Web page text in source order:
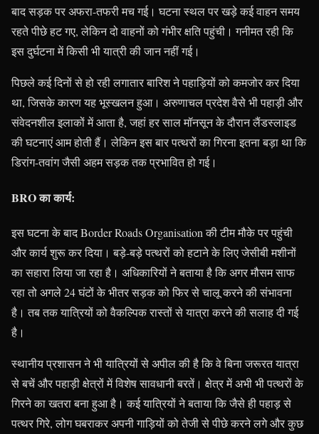
बाद सड़क पर अफरा-तफरी मच गई। घटना स्थल पर खड़े कई वाहन समय
रहते पीछे हट गए, लेकिन दो वाहनों को गंभीर क्षति पहुंची। गनीमत रही कि
इस दुर्घटना में किसी भी यात्री की जान नहीं गई।
पिछले कई दिनों से हो रही लगातार बारिश ने पहाड़ियों को कमजोर कर दिया
था, जिसके कारण यह भूस्खलन हुआ। अरुणाचल प्रदेश वैसे भी पहाड़ी और
संवेदनशील इलाकों में आता है, जहां हर साल मॉनसून के दौरान लैंडस्लाइड
की घटनाएं आम होती हैं। लेकिन इस बार पत्थरों का गिरना इतना बड़ा था कि
डिरांग-तवांग जैसी अहम सड़क तक प्रभावित हो गई।
BRO का कार्य:
इस घटना के बाद Border Roads Organisation की टीम मौके पर पहुंची
और कार्य शुरू कर दिया। बड़े-बड़े पत्थरों को हटाने के लिए जेसीबी मशीनों
का सहारा लिया जा रहा है। अधिकारियों ने बताया है कि अगर मौसम साफ
रहा तो अगले 24 घंटों के भीतर सड़क को फिर से चालू करने की संभावना
है। तब तक यात्रियों को वैकल्पिक रास्तों से यात्रा करने की सलाह दी गई
है।
स्थानीय प्रशासन ने भी यात्रियों से अपील की है कि वे बिना जरूरत यात्रा
से बचें और पहाड़ी क्षेत्रों में विशेष सावधानी बरतें। क्षेत्र में अभी भी पत्थरों के
गिरने का खतरा बना हुआ है। कई यात्रियों ने बताया कि जैसे ही पहाड़ से
पत्थर गिरे, लोग घबराकर अपनी गाड़ियों को तेजी से पीछे करने लगे और कुछ